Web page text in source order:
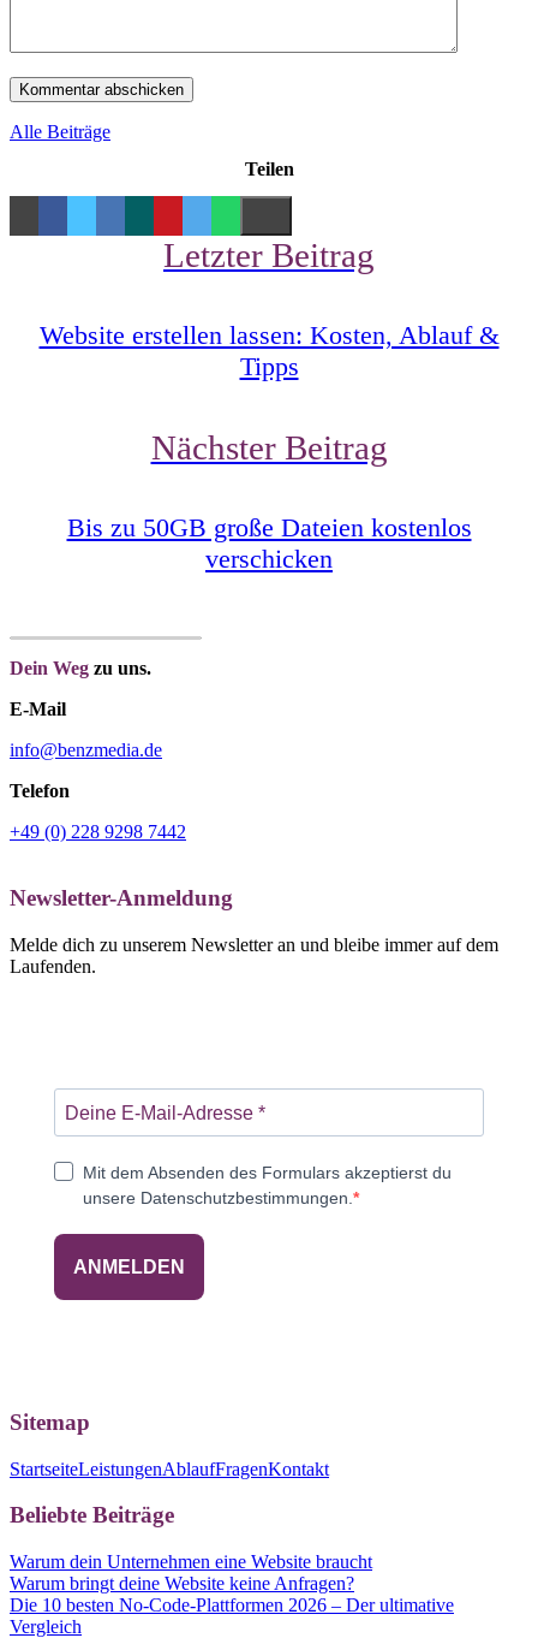
Alle Beiträge
Teilen
Letzter Beitrag
Website erstellen lassen: Kosten, Ablauf &
Tipps
Nächster Beitrag
Bis zu 50GB große Dateien kostenlos
verschicken
Dein Weg zu uns.
E-Mail
info@benzmedia.de
Telefon
+49 (0) 228 9298 7442
Newsletter-Anmeldung
Melde dich zu unserem Newsletter an und bleibe immer auf dem
Laufenden.
Mit dem Absenden des Formulars akzeptierst du
unsere Datenschutzbestimmungen.
ANMELDEN
Sitemap
StartseiteLeistungenAblaufFragenKontakt
Beliebte Beiträge
Warum dein Unternehmen eine Website braucht
Warum bringt deine Website keine Anfragen?
Die 10 besten No-Code-Plattformen 2026 – Der ultimative
Vergleich